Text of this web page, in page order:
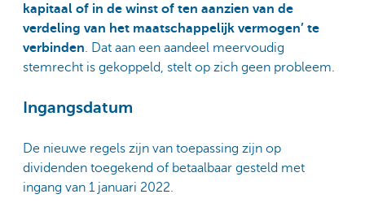
kapitaal of in de winst of ten aanzien van de
verdeling van het maatschappelijk vermogen’ te
verbinden. Dat aan een aandeel meervoudig
stemrecht is gekoppeld, stelt op zich geen probleem.
Ingangsdatum
De nieuwe regels zijn van toepassing zijn op
dividenden toegekend of betaalbaar gesteld met
ingang van 1 januari 2022.